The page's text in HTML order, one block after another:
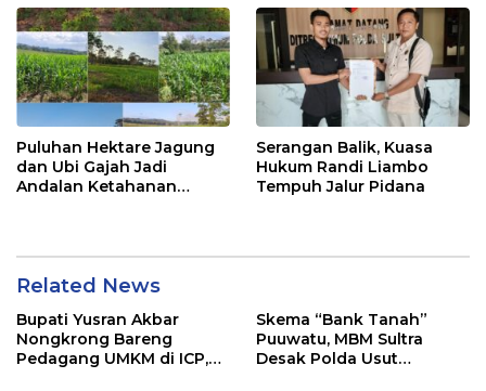
Puluhan Hektare Jagung
dan Ubi Gajah Jadi
Andalan Ketahanan
Serangan Balik, Kuasa
Hukum Randi Liambo
Tempuh Jalur Pidana
Related News
Bupati Yusran Akbar
Nongkrong Bareng
Pedagang UMKM di ICP,
Skema “Bank Tanah”
Puuwatu, MBM Sultra
Desak Polda Usut